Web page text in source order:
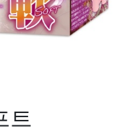
트